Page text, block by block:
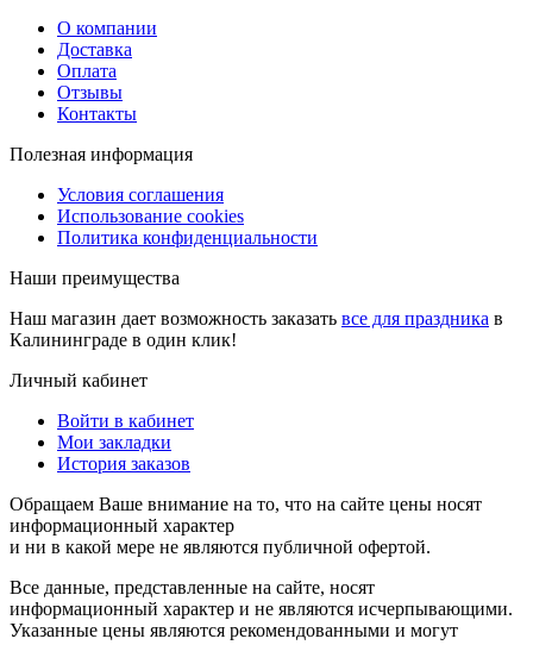
О компании
Доставка
Оплата
Отзывы
Контакты
Полезная информация
Условия соглашения
Использование cookies
Политика конфиденциальности
Наши преимущества
Наш магазин дает возможность заказать все для праздника в
Калининграде в один клик!
Личный кабинет
Войти в кабинет
Мои закладки
История заказов
Обращаем Ваше внимание на то, что на сайте цены носят
информационный характер
и ни в какой мере не являются публичной офертой.
Все данные, представленные на сайте, носят
информационный характер и не являются исчерпывающими.
Указанные цены являются рекомендованными и могут